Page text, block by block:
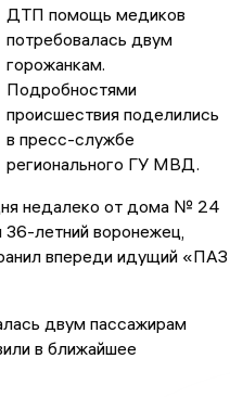
ДТП помощь медиков
потребовалась двум
горожанкам.
Подробностями
происшествия поделились
в пресс-службе
регионального ГУ МВД.
недалеко от дома № 24
летний воронежец,
впереди идущий «ПАЗ
двум пассажирам
в ближайшее